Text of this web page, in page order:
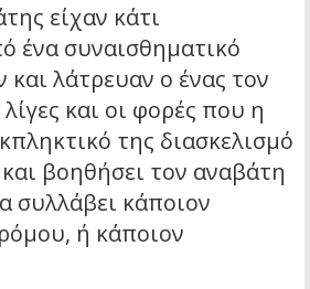
είχαν κάτι
ένα συναισθηματικό
και λάτρευαν ο ένας τον
και οι φορές που η
της διασκελισμό
βοηθήσει τον αναβάτη
συλλάβει κάποιον
ή κάποιον